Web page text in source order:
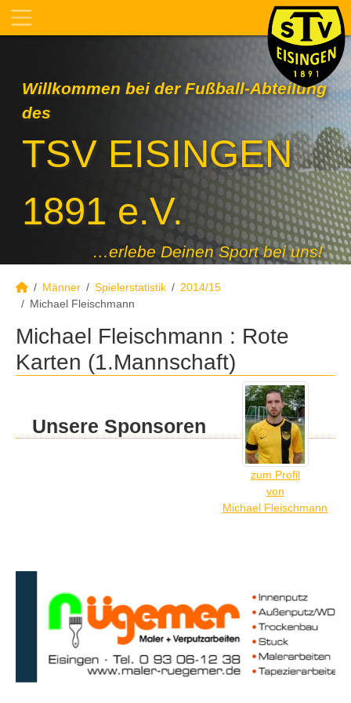
Willkommen bei der Fußball-Abteilung
des
TSV EISINGEN
1891 e.V.
…erlebe Deinen Sport bei uns!
Männer Spielerstatistik
2014/15
Michael Fleischmann
Michael Fleischmann : Rote
Karten (1.Mannschaft)
zum Profil
von
Michael Fleischmann
Unsere Sponsoren